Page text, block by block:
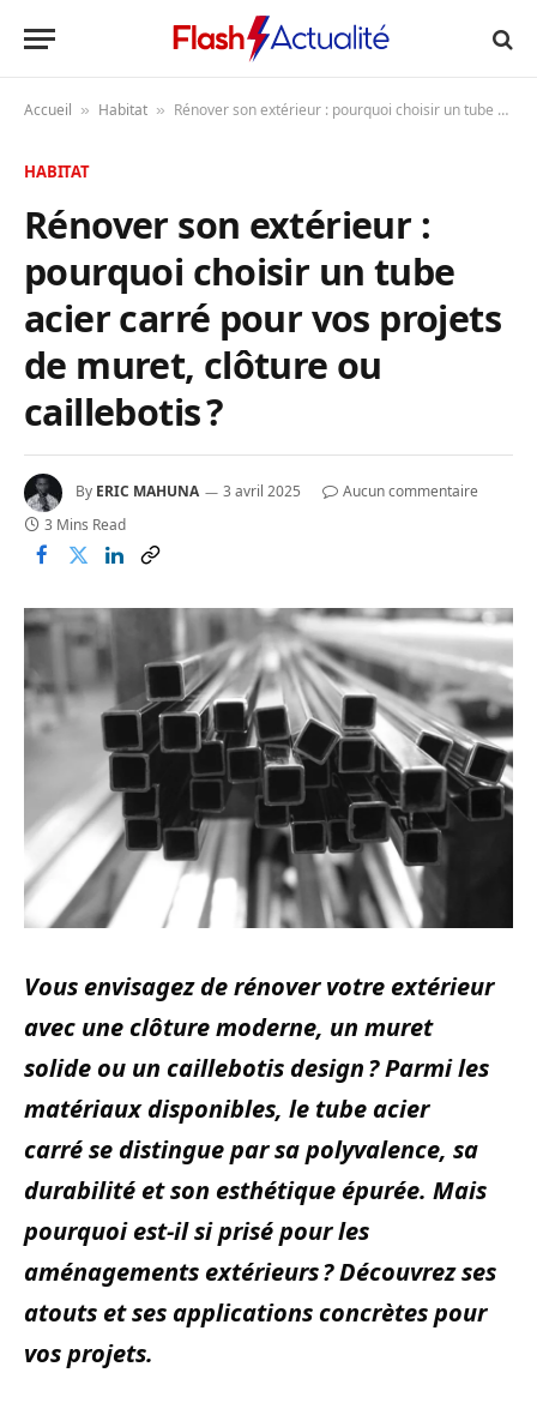
Accueil » Habitat » Rénover son extérieur : pourquoi choisir un tube acier carré pour vos projets de muret, clôture ou caillebotis ?
HABITAT
Rénover son extérieur :
pourquoi choisir un tube
acier carré pour vos projets
de muret, clôture ou
caillebotis ?
By ERIC MAHUNA 3 avril 2025
Aucun commentaire
3 Mins Read
Vous envisagez de rénover votre extérieur
avec une clôture moderne, un muret
solide ou un caillebotis design ? Parmi les
matériaux disponibles, le tube acier
carré se distingue par sa polyvalence, sa
durabilité et son esthétique épurée. Mais
pourquoi est-il si prisé pour les
aménagements extérieurs ? Découvrez ses
atouts et ses applications concrètes pour
vos projets.